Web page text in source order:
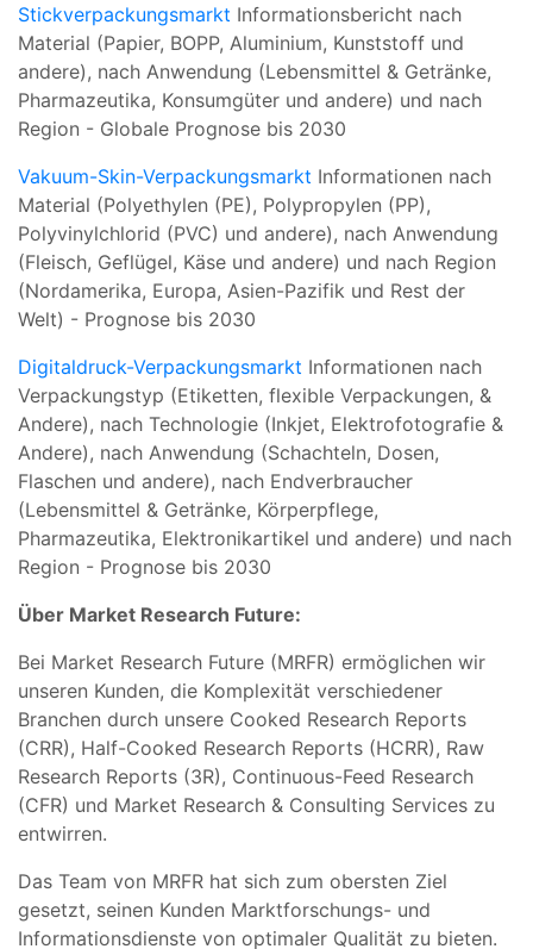
Stickverpackungsmarkt Informationsbericht nach
Material (Papier, BOPP, Aluminium, Kunststoff und
andere), nach Anwendung (Lebensmittel & Getränke,
Pharmazeutika, Konsumgüter und andere) und nach
Region - Globale Prognose bis 2030
Vakuum-Skin-Verpackungsmarkt Informationen nach
Material (Polyethylen (PE), Polypropylen (PP),
Polyvinylchlorid (PVC) und andere), nach Anwendung
(Fleisch, Geflügel, Käse und andere) und nach Region
(Nordamerika, Europa, Asien-Pazifik und Rest der
Welt) - Prognose bis 2030
Digitaldruck-Verpackungsmarkt Informationen nach
Verpackungstyp (Etiketten, flexible Verpackungen, &
Andere), nach Technologie (Inkjet, Elektrofotografie &
Andere), nach Anwendung (Schachteln, Dosen,
Flaschen und andere), nach Endverbraucher
(Lebensmittel & Getränke, Körperpflege,
Pharmazeutika, Elektronikartikel und andere) und nach
Region - Prognose bis 2030
Über Market Research Future:
Bei Market Research Future (MRFR) ermöglichen wir
unseren Kunden, die Komplexität verschiedener
Branchen durch unsere Cooked Research Reports
(CRR), Half-Cooked Research Reports (HCRR), Raw
Research Reports (3R), Continuous-Feed Research
(CFR) und Market Research & Consulting Services zu
entwirren.
Das Team von MRFR hat sich zum obersten Ziel
gesetzt, seinen Kunden Marktforschungs- und
Informationsdienste von optimaler Qualität zu bieten.